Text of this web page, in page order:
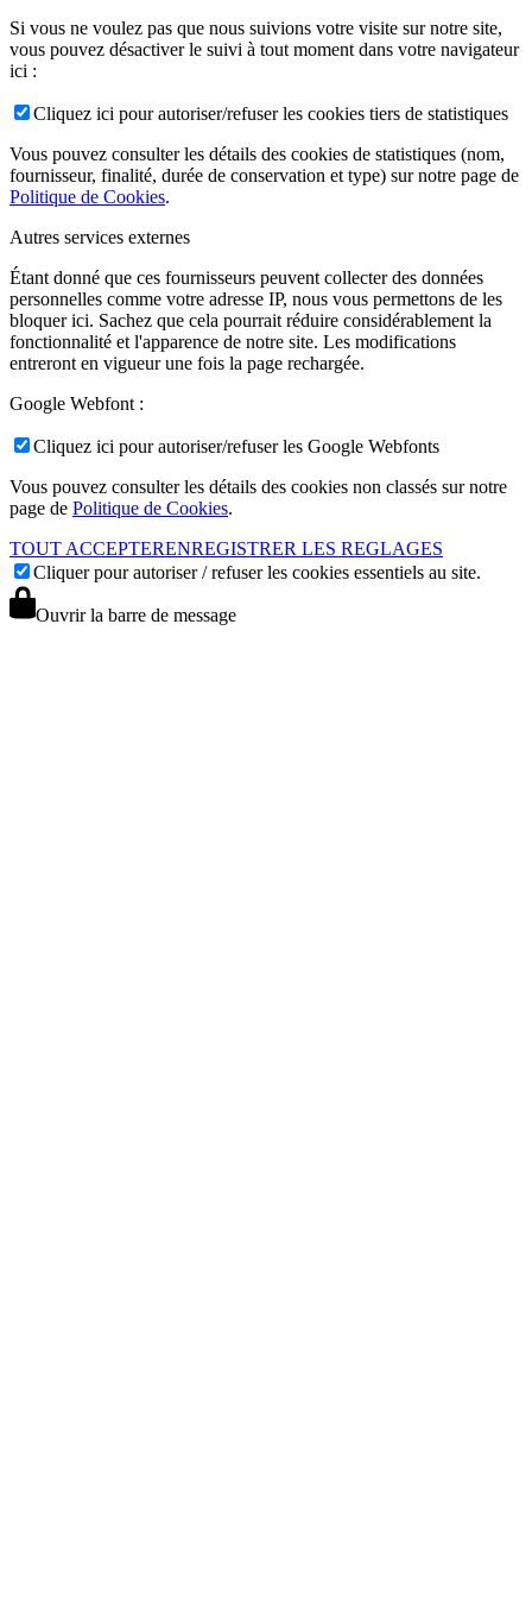
Si vous ne voulez pas que nous suivions votre visite sur notre site,
vous pouvez désactiver le suivi à tout moment dans votre navigateur
ici :
Cliquez ici pour autoriser/refuser les cookies tiers de statistiques
Vous pouvez consulter les détails des cookies de statistiques (nom,
fournisseur, finalité, durée de conservation et type) sur notre page de
Politique de Cookies.
Autres services externes
Étant donné que ces fournisseurs peuvent collecter des données
personnelles comme votre adresse IP, nous vous permettons de les
bloquer ici. Sachez que cela pourrait réduire considérablement la
fonctionnalité et l'apparence de notre site. Les modifications
entreront en vigueur une fois la page rechargée.
Google Webfont :
Cliquez ici pour autoriser/refuser les Google Webfonts
Vous pouvez consulter les détails des cookies non classés sur notre
page de Politique de Cookies.
TOUT ACCEPTERENREGISTRER LES REGLAGES
Cliquer pour autoriser / refuser les cookies essentiels au site.
Ouvrir la barre de message